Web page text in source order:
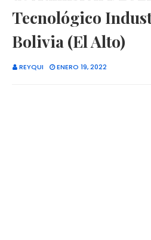
Tecnológico
Bolivia (El Alto)
REYQUI ENERO 19, 2022